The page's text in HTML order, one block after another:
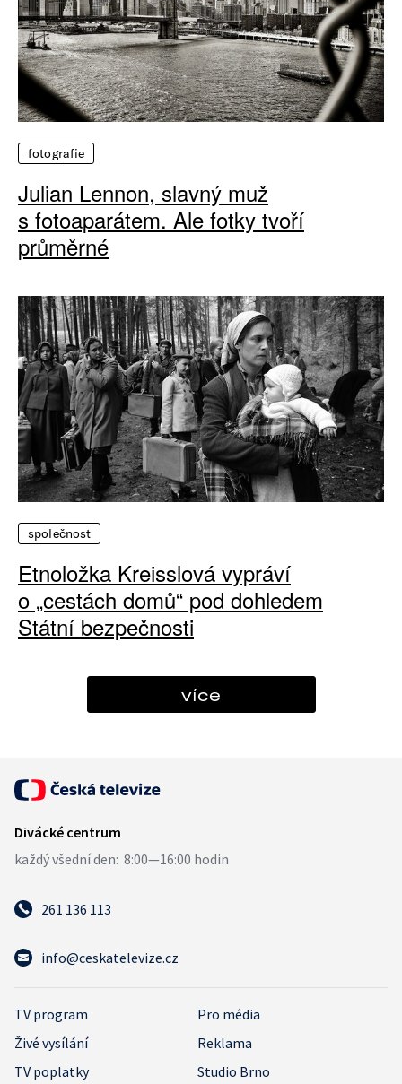
fotografie
Julian Lennon, slavný muž
s fotoaparátem. Ale fotky tvoří
průměrné
společnost
Etnoložka Kreisslová vypráví
o „cestách domů“ pod dohledem
Státní bezpečnosti
více
261 136 113
info@ceskatelevize.cz
TV program
Pro média
Živé vysílání
Reklama
TV poplatky
Studio Brno